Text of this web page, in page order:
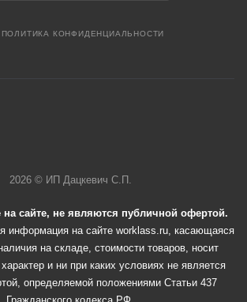
ПОЛИТИКА КОНФИДЕНЦИАЛЬНОСТИ
2026 © ИП Дацкевич С.П.
сайте, не являются публичной офертой.
информация на сайте worklass.ru, касающаяся
на складе, стоимости товаров, носит
и ни при каких условиях не является
определяемой положениями Статьи 437